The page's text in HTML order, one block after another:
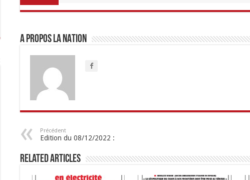
A propos LA NATION
Précédent
Edition du 08/12/2022 :
Related Articles